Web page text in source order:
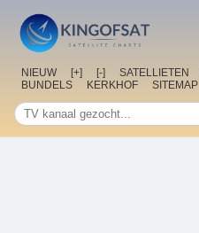
NIEUW [+] [-] SATELLIETEN
BUNDELS
KERKHOF SITEMAP